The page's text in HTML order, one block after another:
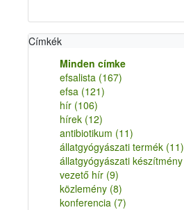
Címkék
Minden címke
efsalista (167)
efsa (121)
hír (106)
hírek (12)
antibiotikum (11)
állatgyógyászati termék (11)
állatgyógyászati készítmény
vezető hír (9)
közlemény (8)
konferencia (7)